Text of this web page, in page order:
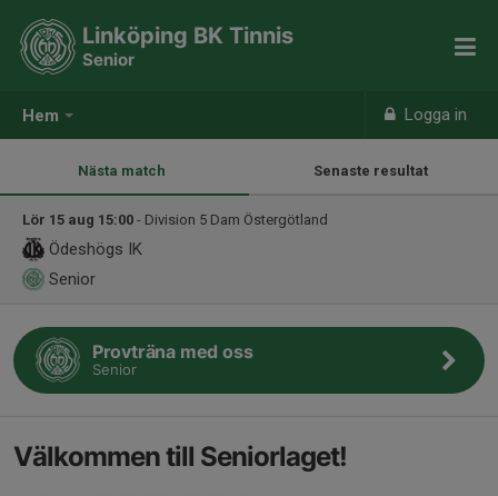
Hem Logga in
Linköping BK Tinnis
Senior
Nästa match Senaste resultat
Lör 15 aug 15:00 - Division 5 Dam Östergötland
Ödeshögs IK
Senior
Provträna med oss
Senior
Välkommen till Seniorlaget!